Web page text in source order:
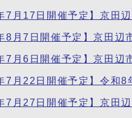
7月17日開催予定】京田
8月7日開催予定】京田
7月6日開催予定】京田辺
7月22日開催予定】令和
7月27日開催予定】京田